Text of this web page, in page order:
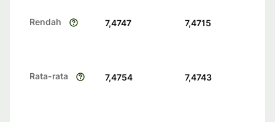
Rendah 7,4747 7,4715
Rata-rata 7,4754 7,4743